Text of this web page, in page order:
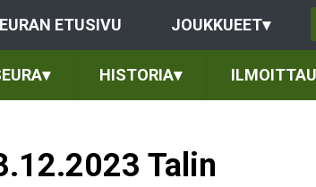
ETUSIVU JOUKKUEET▾
▾ HISTORIA▾
Talin